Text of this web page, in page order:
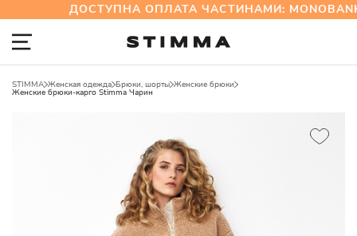
ДОСТУПНА ОПЛАТА ЧАСТИНАМИ:
STIMMA Женская одежда Брюки, шорты Женские брюки
Женские брюки-карго Stimma Чарин